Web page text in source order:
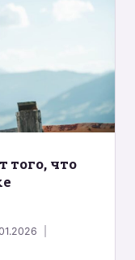
того, что